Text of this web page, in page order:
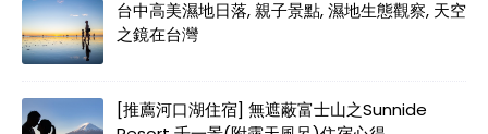
台中高美濕地日落, 親子景點, 濕地生態觀察, 天空
之鏡在台灣
[推薦河口湖住宿] 無遮蔽富士山之Sunnide